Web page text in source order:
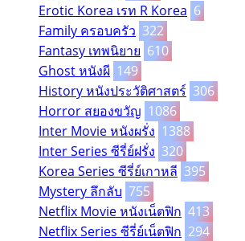
Erotic Korea เรท R Korea 6
Family ครอบครัว 322
Fantasy เทพนิยาย 610
Ghost หนังผี 149
History หนังประวัติศาสตร์ 306
Horror สยองขวัญ 1086
Inter Movie หนังผรั่ง 1388
Inter Series ซีรี่ย์ฝรั่ง 320
Korea Series ซีรี่ย์เกาหลี 395
Mystery ลึกลับ 755
Netflix Movie หนังเน็ตฟิก 413
Netflix Series ซีรี่ย์เน็ตฟิก 294